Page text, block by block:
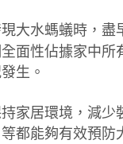
大水螞蟻時，盡
面性佔據家中所
生。
家居環境，減少
都能夠有效預防